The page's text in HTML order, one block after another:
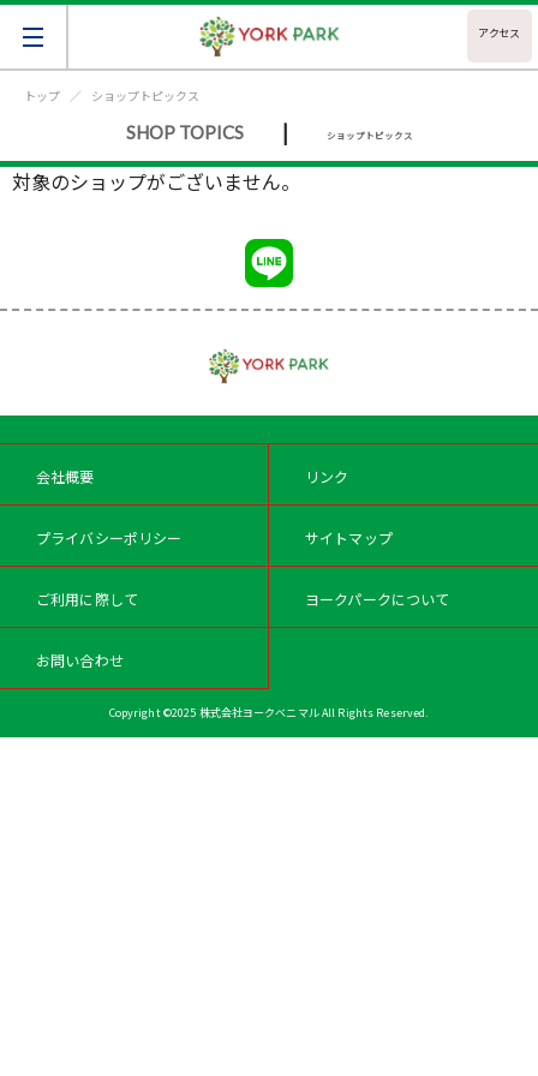
アクセス
トップ ショップトピックス
SHOP TOPICS | ショップトピックス
対象のショップがございません。
会社概要
プライバシーポリシー
ご利用に際して
お問い合わせ
リンク
サイトマップ
ヨークパークについて
Copyright ©2025 株式会社ヨークベニマル All Rights Reserved.